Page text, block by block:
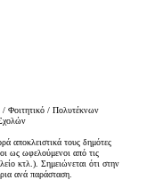
/ Φοιτητικό / Πολυτέκνων
αποκλειστικά τους δημότες
ως ωφελούμενοι από τις
κτλ.). Σημειώνεται ότι στην
ανά παράσταση.